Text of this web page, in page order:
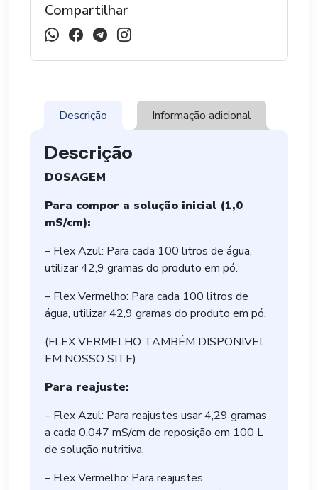
Compartilhar
Descrição Informação adicional
Descrição
DOSAGEM
Para compor a solução inicial (1,0
mS/cm):
– Flex Azul: Para cada 100 litros de água,
utilizar 42,9 gramas do produto em pó.
– Flex Vermelho: Para cada 100 litros de
água, utilizar 42,9 gramas do produto em pó.
(FLEX VERMELHO TAMBÉM DISPONIVEL
EM NOSSO SITE)
Para reajuste:
– Flex Azul: Para reajustes usar 4,29 gramas
a cada 0,047 mS/cm de reposição em 100 L
de solução nutritiva.
– Flex Vermelho: Para reajustes